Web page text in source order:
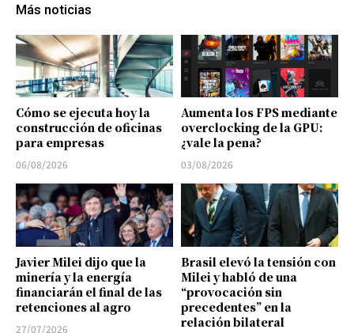
Más noticias
Cómo se ejecuta hoy la
construcción de oficinas
para empresas
06/08/2026
Aumenta los FPS mediante
overclocking de la GPU:
¿vale la pena?
03/08/2026
Javier Milei dijo que la
minería y la energía
financiarán el final de las
retenciones al agro
27/07/2026
Brasil elevó la tensión con
Milei y habló de una
“provocación sin
precedentes” en la
relación bilateral